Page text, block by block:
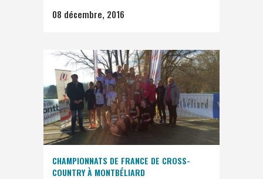
08 décembre, 2016
CHAMPIONNATS DE FRANCE DE CROSS-
COUNTRY À MONTBÉLIARD